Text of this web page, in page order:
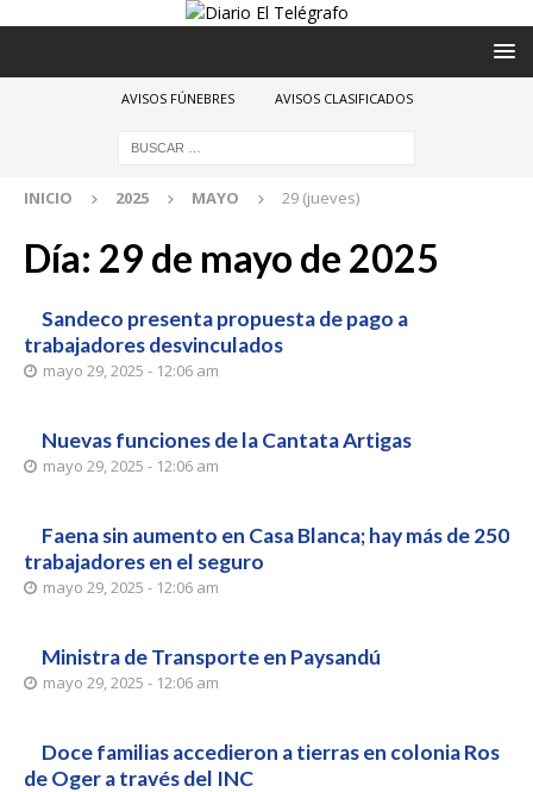
AVISOS FÚNEBRES AVISOS CLASIFICADOS
INICIO 2025 MAYO 29 (jueves)
Día: 29 de mayo de 2025
Sandeco presenta propuesta de pago a
trabajadores desvinculados
mayo 29, 2025 - 12:06 am
Nuevas funciones de la Cantata Artigas
mayo 29, 2025 - 12:06 am
Faena sin aumento en Casa Blanca; hay más de 250
trabajadores en el seguro
mayo 29, 2025 - 12:06 am
Ministra de Transporte en Paysandú
mayo 29, 2025 - 12:06 am
Doce familias accedieron a tierras en colonia Ros
de Oger a través del INC